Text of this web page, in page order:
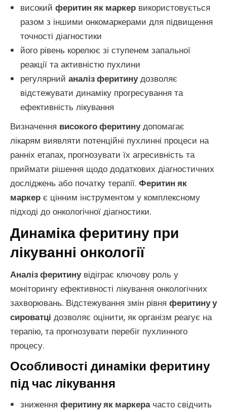
високий феритин як маркер використовується
разом з іншими онкомаркерами для підвищення
точності діагностики
його рівень корелює зі ступенем запальної
реакції та активністю пухлини
регулярний аналіз феритинудозволяє
відстежувати динаміку прогресування та
ефективність лікування
Визначення високого феритинудопомагає
лікарям виявляти потенційні пухлинні процеси на
ранніх етапах, прогнозувати їх агресивність та
приймати рішення щодо додаткових діагностичних
досліджень або початку терапії. Феритин як
маркер є цінним інструментом у комплексному
підході до онкологічної діагностики.
Динаміка феритину при
лікуванні онкології
Аналіз феритинувідіграє ключову роль у
моніторингу ефективності лікування онкологічних
захворювань. Відстежування змін рівня феритину у
сироватці дозволяє оцінити, як організм реагує на
терапію, та прогнозувати перебіг пухлинного
процесу.
Особливості динаміки феритину
під час лікування
зниження феритину як маркерачасто свідчить